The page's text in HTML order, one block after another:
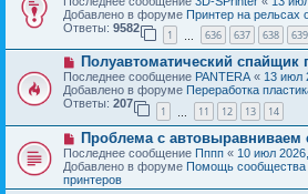
е
щ
е
н
и
в
о
е
с
о
б
щ
н
и
е
Добавлено в форуме Принтер на рельсах
Ответы: 9582
1 636 637 638 639
Н
о
в
о
с
о
б
щ
Полуавтоматический спайщик
Последнее сообщение PANTERA« 13 июл
Добавлено в форуме Переработка
Ответы: 207
1 11 12 13 14
Н
о
в
о
е
Проблема с автовыравниваем
Последнее сообщение Пппп « 10 июл
Добавлено в форуме Помощь сообщества
принтеров